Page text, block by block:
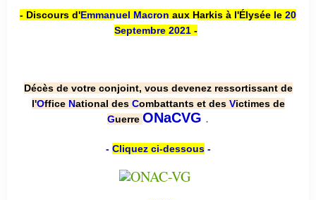
- Discours d'Emmanuel Macron aux Harkis à l'Élysée le 20
Septembre 2021 -
Décès de votre conjoint, vous devenez ressortissant de
l'Office National des Combattants et des Victimes de
Guerre ONaCVG .
- Cliquez ci-dessous-